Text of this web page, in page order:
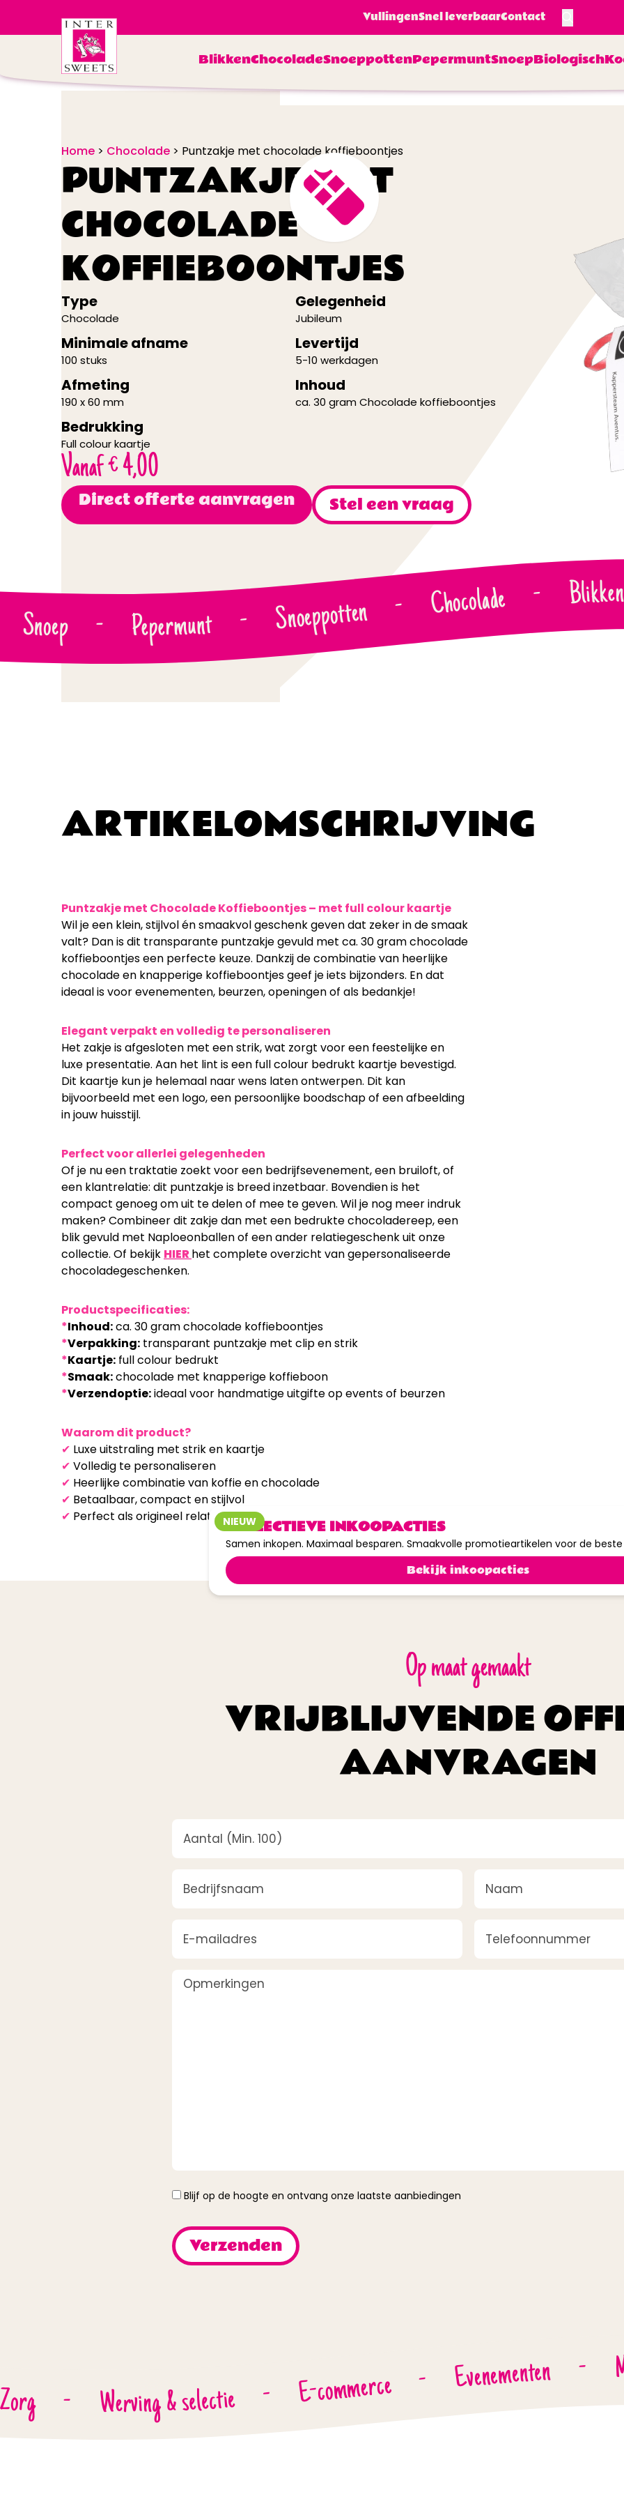
VullingenSnel leverbaarContact
BlikkenChocoladeSnoeppottenPepermuntSnoepBiologisch
Home > Chocolade > Puntzakje met chocolade koffieboontjes
PUNTZAKJE MET
CHOCOLADE
KOFFIEBOONTJES
Type
Chocolade
Gelegenheid
Jubileum
Minimale afname
100 stuks
Levertijd
5-10 werkdagen
Afmeting
190 x 60 mm
Inhoud
ca. 30 gram Chocolade koffieboontjes
Bedrukking
Full colour kaartje
Vanaf€4,00
Direct offerte aanvragen Stel een vraag
Snoep - Pepermunt - Snoeppotten - Chocolade - Blikken
ARTIKELOMSCHRIJVING
Puntzakje met Chocolade Koffieboontjes – met full colour kaartje
Wil je een klein, stijlvol én smaakvol geschenk geven dat zeker in de smaak
valt? Dan is dit transparante puntzakje gevuld met ca. 30 gram chocolade
koffieboontjes een perfecte keuze. Dankzij de combinatie van heerlijke
chocolade en knapperige koffieboontjes geef je iets bijzonders. En dat
ideaal is voor evenementen, beurzen, openingen of als bedankje!
Elegant verpakt en volledig te personaliseren
Het zakje is afgesloten met een strik, wat zorgt voor een feestelijke en
luxe presentatie. Aan het lint is een full colour bedrukt kaartje bevestigd.
Dit kaartje kun je helemaal naar wens laten ontwerpen. Dit kan
bijvoorbeeld met een logo, een persoonlijke boodschap of een afbeelding
in jouw huisstijl.
Perfect voor allerlei gelegenheden
Of je nu een traktatie zoekt voor een bedrijfsevenement, een bruiloft, of
een klantrelatie: dit puntzakje is breed inzetbaar. Bovendien is het
compact genoeg om uit te delen of mee te geven. Wil je nog meer indruk
maken? Combineer dit zakje dan met een bedrukte chocoladereep, een
blik gevuld met Naploeonballen of een ander relatiegeschenk uit onze
collectie. Of bekijk HIERhet complete overzicht van gepersonaliseerde
chocoladegeschenken.
Productspecificaties:
*Inhoud:ca. 30 gram chocolade koffieboontjes
*Verpakking: transparant puntzakje met clip en strik
*Kaartje: full colour bedrukt
*Smaak:chocolade met knapperige koffieboon
*Verzendoptie:ideaal voor handmatige uitgifte op events of beurzen
Waarom dit product?
✔ Luxe uitstraling met strik en kaartje
✔ Volledig te personaliseren
✔ Heerlijke combinatie van koffie en chocolade
✔ Betaalbaar, compact en stijlvol
✔ Perfect als origineel relatiegeschenk of traktatie
Op maat gemaakt
VRIJBLIJVENDE
AANVRAGEN
Opmerkingen
Instemming
Blijf op de hoogte en ontvang onze laatste aanbiedingen
- Werving & selectie - E-commerce - Evenementen -
NIEUW
COLLECTIEVE INKOOPACTIES
Samen inkopen. Maximaal besparen. Smaakvolle promotieartikelen voor de
Bekijk inkoopacties